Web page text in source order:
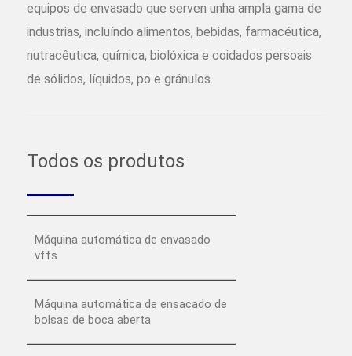
equipos de envasado que serven unha ampla gama de
industrias, incluíndo alimentos, bebidas, farmacéutica,
nutracêutica, química, biolóxica e coidados persoais
de sólidos, líquidos, po e gránulos.
Todos os produtos
Máquina automática de envasado
vffs
Máquina automática de ensacado de
bolsas de boca aberta